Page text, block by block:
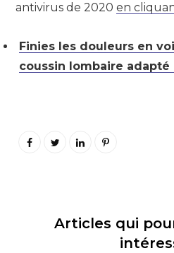
antivirus de 2020 en
Finies les douleurs en
coussin lombaire adapté
Articles qui